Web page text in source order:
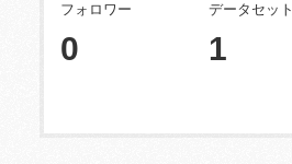
フォロワー
0
データセット
1